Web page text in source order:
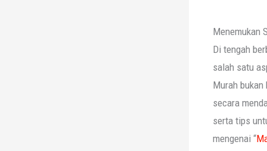
Menemukan
Di tengah
salah satu
Murah
secara
serta tips
mengenai “